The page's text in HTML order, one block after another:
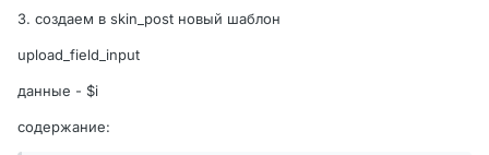
3. создаем в skin_post новый шаблон
upload_field_input
данные - $i
содержание: